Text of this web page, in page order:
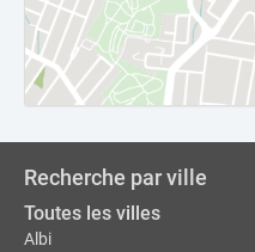
Recherche par ville
Toutes les villes
Albi